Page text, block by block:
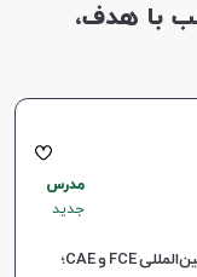
با هدف،
مدرس
جدید
دارای مدرک کارشناسی ارشد، مدرک TTC و مدارک بین‌المللی FCE و CAE؛